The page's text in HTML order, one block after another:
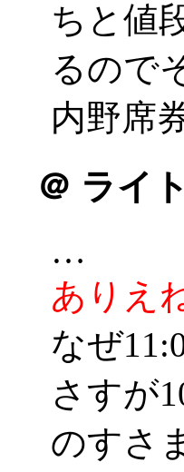
ちと値
るので
内野席
＠ ライ
…
ありえ
なぜ
さすが
のすさ